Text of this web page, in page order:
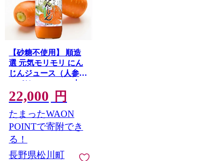
【砂糖不使用】 順造
選 元気モリモリ にん
じんジュース（人参汁
100％）1000ml × 6本
［MK10］ // 野菜ジュ
ース 100％ジュース ス
トレート 人参 砂糖不
使用 無加糖 無香料 無
着色 健康 美容 栄養補
給
22,000 円
たまったWAON
POINTで寄附でき
る！
長野県松川町